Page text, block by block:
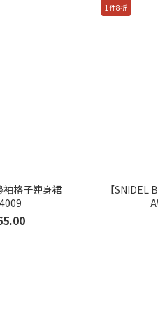
袖格子連身裙
1件8折
【SNIDEL